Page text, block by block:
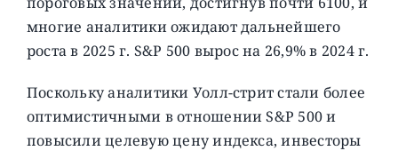
многие аналитики ожидают дальнейшего
роста в 2025 г. S&P 500 вырос на 26,9% в 2024 г.
Поскольку аналитики Уолл-стрит стали более
оптимистичными в отношении S&P 500 и
повысили целевую цену индекса, инвесторы